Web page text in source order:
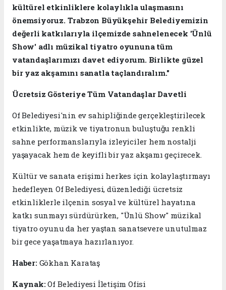
kültürel etkinliklere kolaylıkla ulaşmasını
önemsiyoruz. Trabzon Büyükşehir Belediyemizin
değerli katkılarıyla ilçemizde sahnelenecek 'Ünlü
Show' adlı müzikal tiyatro oyununa tüm
vatandaşlarımızı davet ediyorum. Birlikte güzel
bir yaz akşamını sanatla taçlandıralım."
Ücretsiz Gösteriye Tüm Vatandaşlar Davetli
Of Belediyesi'nin ev sahipliğinde gerçekleştirilecek
etkinlikte, müzik ve tiyatronun buluştuğu renkli
sahne performanslarıyla izleyiciler hem nostalji
yaşayacak hem de keyifli bir yaz akşamı geçirecek.
Kültür ve sanata erişimi herkes için kolaylaştırmayı
hedefleyen Of Belediyesi, düzenlediği ücretsiz
etkinliklerle ilçenin sosyal ve kültürel hayatına
katkı sunmayı sürdürürken, "Ünlü Show" müzikal
tiyatro oyunu da her yaştan sanatsevere unutulmaz
bir gece yaşatmaya hazırlanıyor.
Haber:Gökhan Karataş
Kaynak:Of Belediyesi İletişim Ofisi